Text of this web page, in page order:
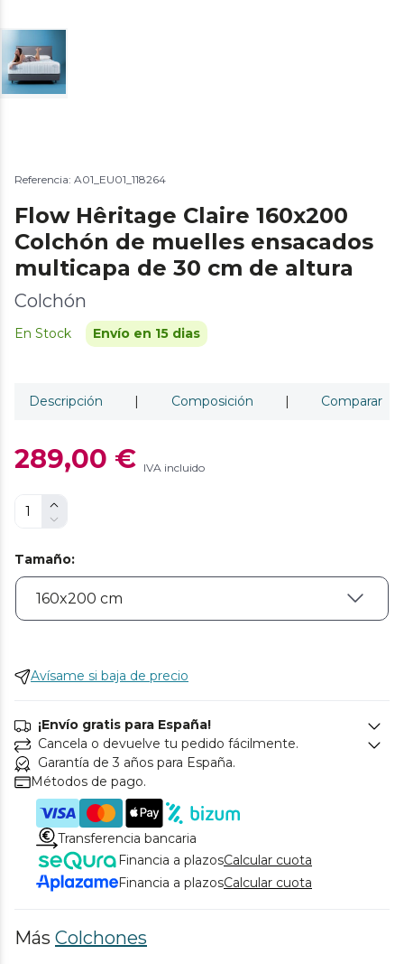
Referencia: A01_EU01_118264
Flow Hêritage Claire 160x200
Colchón de muelles ensacados
multicapa de 30 cm de altura
Colchón
En Stock Envío en 15 dias
Descripción | Composición | Comparar
289,00 € IVA incluido
Tamaño:
Avísame si baja de precio
¡Envío gratis para España!
Cancela o devuelve tu pedido fácilmente.
Garantía de 3 años para España.
Métodos de pago.
Transferencia bancaria
Financia a plazosCalcular cuota
Financia a plazosCalcular cuota
Más Colchones